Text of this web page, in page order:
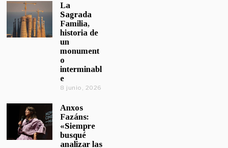
La
Sagrada
Familia,
historia de
un
monument
o
interminabl
e
8 junio, 2026
Anxos
Fazáns:
«Siempre
busqué
analizar las